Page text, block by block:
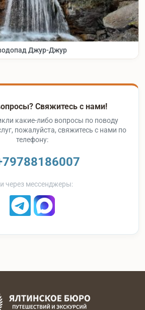
Джур-Джур
Свяжитесь с нами!
какие-либо вопросы по поводу
пожалуйста, свяжитесь с нами по
телефону:
через мессенджеры: